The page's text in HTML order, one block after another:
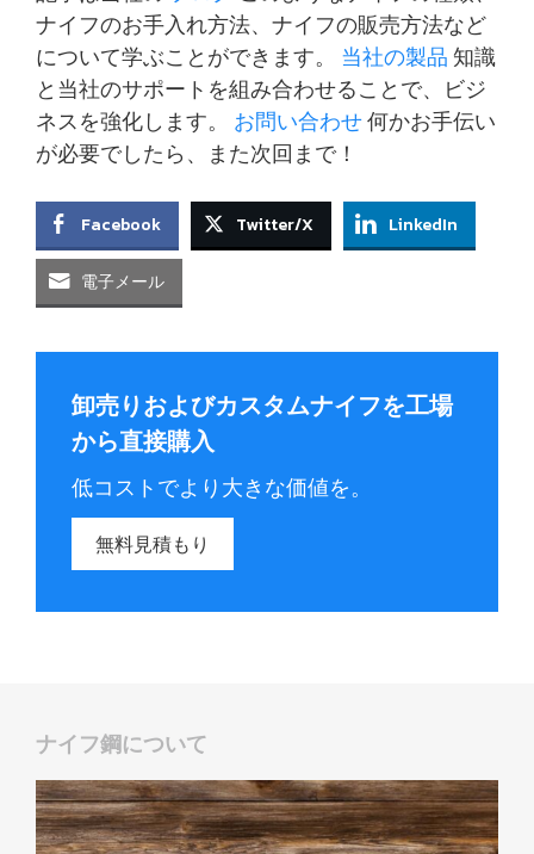
ナイフのお手入れ方法、ナイフの販売方法など
について学ぶことができます。 当社の製品 知識
と当社のサポートを組み合わせることで、ビジ
ネスを強化します。 お問い合わせ何かお手伝い
が必要でしたら、また次回まで！
Facebook Twitter/X LinkedIn
電子メール
卸売りおよびカスタムナイフを工場
から直接購入
低コストでより大きな価値を。
無料見積もり
ナイフ鋼について